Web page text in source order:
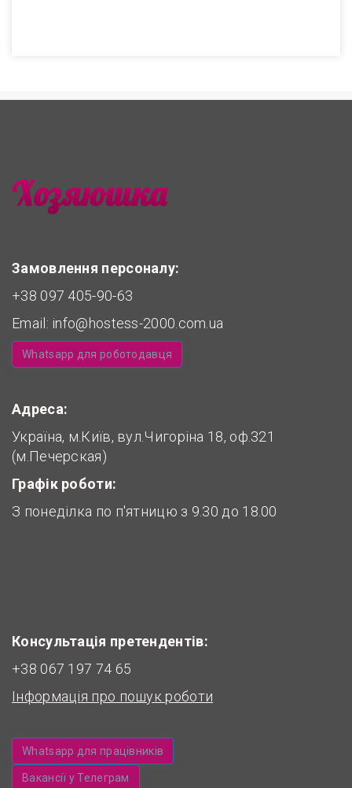
Замовлення персоналу:
+38 097 405-90-63
Email: info@hostess-2000.com.ua
Whatsapp для роботодавця
Адреса:
Україна, м.Київ, вул.Чигоріна 18, оф.321
(м.Печерская)
Графік роботи:
З понеділка по п'ятницю з 9.30 до 18.00
Консультація претендентів:
+38 067 197 74 65
Інформація про пошук роботи
Whatsapp для працівників
Вакансії у Телеграм